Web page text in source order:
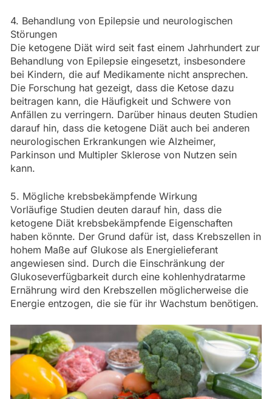
4. Behandlung von Epilepsie und neurologischen
Störungen
Die ketogene Diät wird seit fast einem Jahrhundert zur
Behandlung von Epilepsie eingesetzt, insbesondere
bei Kindern, die auf Medikamente nicht ansprechen.
Die Forschung hat gezeigt, dass die Ketose dazu
beitragen kann, die Häufigkeit und Schwere von
Anfällen zu verringern. Darüber hinaus deuten Studien
darauf hin, dass die ketogene Diät auch bei anderen
neurologischen Erkrankungen wie Alzheimer,
Parkinson und Multipler Sklerose von Nutzen sein
kann.
5. Mögliche krebsbekämpfende Wirkung
Vorläufige Studien deuten darauf hin, dass die
ketogene Diät krebsbekämpfende Eigenschaften
haben könnte. Der Grund dafür ist, dass Krebszellen in
hohem Maße auf Glukose als Energielieferant
angewiesen sind. Durch die Einschränkung der
Glukoseverfügbarkeit durch eine kohlenhydratarme
Ernährung wird den Krebszellen möglicherweise die
Energie entzogen, die sie für ihr Wachstum benötigen.